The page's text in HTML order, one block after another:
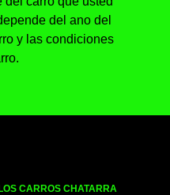
del ano del
y las condiciones
CARROS CHATARRA